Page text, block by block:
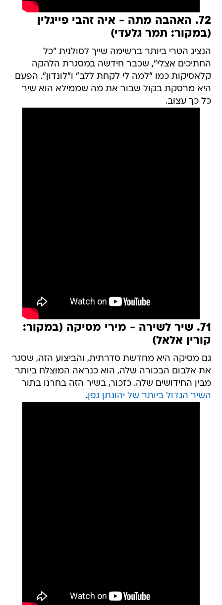
72. האהבה מתה - איה זהבי פייגלין
(במקור: תמר גלעדי)
הנציג הטרי ביותר ברשימה שייך לסולנית "כל
החתיכים אצלי", שכבר חידשה במסגרת הלהקה
קלאסיקות כמו "למה לי לקחת ללב" ו"לונדון". הפעם
היא מרסקת בקול שבור את מה שממילא הוא שיר
כל כך עצוב.
71. שיר לשירה - מירי מסיקה (במקור:
קורין אלאל)
גם מסיקה היא מחדשת סדרתית, והביצוע הזה, שסגר
את אלבום הבכורה שלה, הוא כנראה המוצלח ביותר
מבין החידושים שלה. כזכור, בשיר הזה בחרנו בתור
השיר הגדול ביותר של יהונתן גפן.